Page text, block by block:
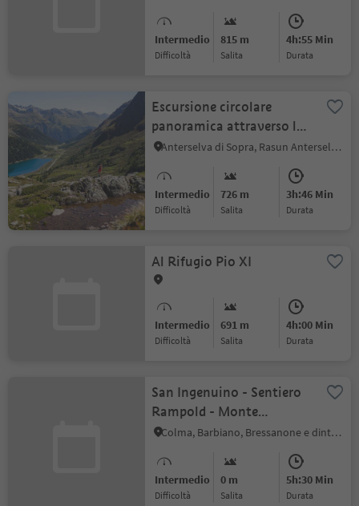
Intermedio
Difficoltà
815 m
Salita
4h:55 Min
durata
Escursione circolare
panoramica attraverso la
Malga Steinzger e il
Vogelgrand fino al Passo
Stalle
Anterselva di Sopra, Rasun Anterselva, Regione dolomitica Plan de Corones
Intermedio
Difficoltà
726 m
Salita
3h:46 Min
durata
Al Rifugio Pio XI
Intermedio
Difficoltà
691 m
Salita
4h:00 Min
durata
San Ingenuino - Sentiero
Rampold - Monte
Heidrichsberg
Colma, Barbiano, Bressanone e dintorni
Intermedio
Difficoltà
0 m
Salita
5h:30 Min
durata